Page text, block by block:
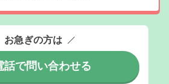
お急ぎの方は
話で問い合わせる